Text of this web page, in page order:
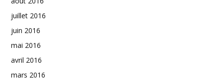
juillet 2016
juin 2016
mai 2016
avril 2016
mars 2016